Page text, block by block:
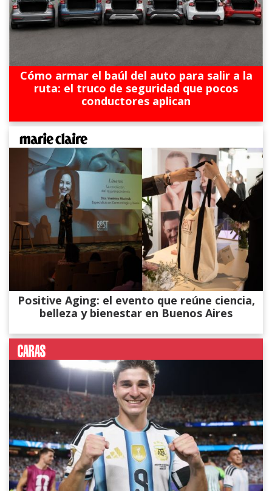
Cómo armar el baúl del auto para salir a la
ruta: el truco de seguridad que pocos
conductores aplican
Positive Aging: el evento que reúne ciencia,
belleza y bienestar en Buenos Aires